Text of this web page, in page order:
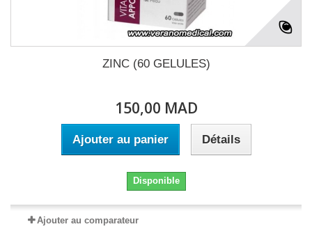
ZINC (60 GELULES)
150,00 MAD
Ajouter au panier Détails
Disponible
Ajouter au comparateur